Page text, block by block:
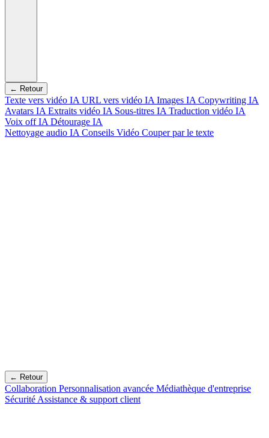
← Retour
Texte vers vidéo IA URL vers vidéo IA Images IA Copywriting IA
Avatars IA Extraits vidéo IA Sous-titres IA Traduction vidéo IA
Voix off IA Détourage IA
Nettoyage audio IA Conseils Vidéo Couper par le texte
← Retour
Collaboration Personnalisation avancée Médiathèque d'entreprise
Sécurité Assistance & support client